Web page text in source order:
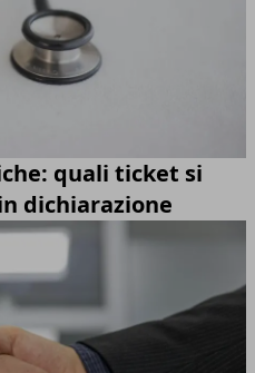
quali ticket si
dichiarazione